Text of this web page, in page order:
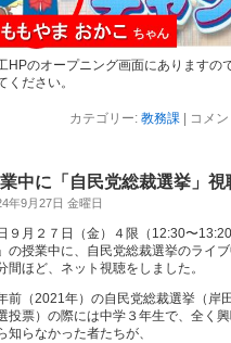
HPのオープニング画面にあります
ください。
カテゴリー: 教務課| コメ
中に「自民党総裁選挙」視
年9月27日 金曜日
９月２７日（金）４限（12:30〜
の授業中に、自民党総裁選挙のライ
間ほど、ネット視聴をしました。
前（2021年）の自民党総裁選挙（岸
投票）の際には中学３年生で、全く
知らなかった者たちが、